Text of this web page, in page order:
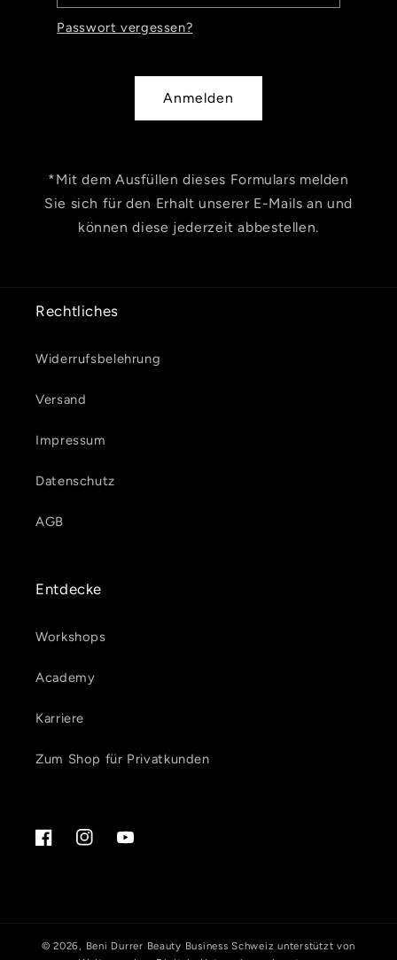
Passwort vergessen?
Anmelden
*Mit dem Ausfüllen dieses Formulars melden
Sie sich für den Erhalt unserer E-Mails an und
können diese jederzeit abbestellen.
Rechtliches
Widerrufsbelehrung
Versand
Impressum
Datenschutz
AGB
Entdecke
Workshops
Academy
Karriere
Zum Shop für Privatkunden
FacebookInstagramYouTube
© 2026, Beni Durrer Beauty Business Schweiz unterstützt von